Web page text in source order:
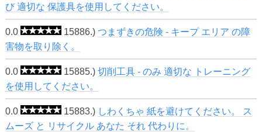
び 適切な 保護具を使用してください。
0.0 15886.) つまずきの危険 - キープ エリア の障
害物を取り除く。
0.0 15885.) 切削工具 - のみ 適切な トレーニング
を使用してください。
0.0 15883.) しわくちゃ 紙を避けてください。 ス
ムーズ と リサイクル あなた それ 代わりに。